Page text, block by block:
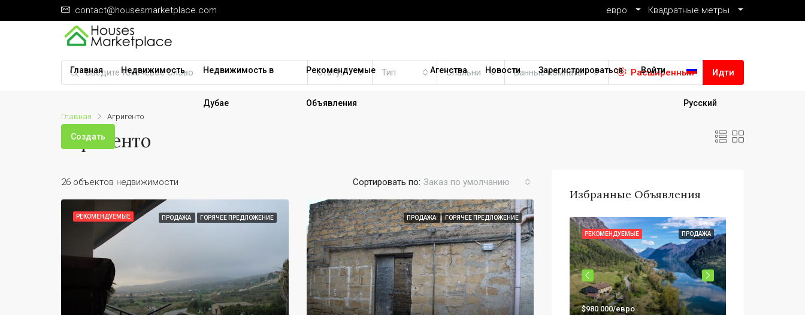
contact@housesmarketplace.com евро Квадратные метры
Главная Недвижимость Недвижимость в
Дубае
Рекомендуемые
Объявления
Агенства Новости Зарегистрироваться Войти
Русский
Создать
Статус Тип Спальни Ванные комнаты Расширенный Идти
Главная Агригенто
Агригенто
26 объектов недвижимости Сортировать по: Заказ по умолчанию
РЕКОМЕНДУЕМЫЕ ПРОДАЖА ГОРЯЧЕЕ ПРЕДЛОЖЕНИЕ ПРОДАЖА ГОРЯЧЕЕ ПРЕДЛОЖЕНИЕ
Избранные Объявления
ПРОДАЖА
РЕКОМЕНДУЕМЫЕ
$139,000
ПРОДАЖА
РЕКОМЕНДУЕМЫЕ
$980 000/евро